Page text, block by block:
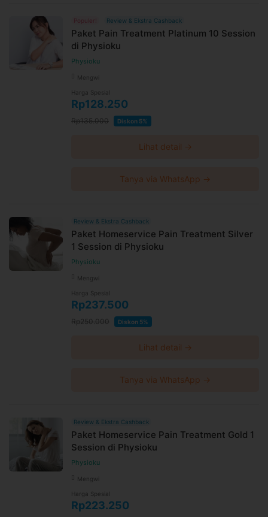
Populer! Review & Ekstra Cashback
Paket Pain Treatment Platinum 10 Session
di Physioku
Physioku
Mengwi
Harga Spesial
Rp128.250
Rp135.000 Diskon 5%
Lihat detail →
Tanya via WhatsApp →
Review & Ekstra Cashback
Paket Homeservice Pain Treatment Silver
1 Session di Physioku
Physioku
Mengwi
Harga Spesial
Rp237.500
Rp250.000 Diskon 5%
Lihat detail →
Tanya via WhatsApp →
Review & Ekstra Cashback
Paket Homeservice Pain Treatment Gold 1
Session di Physioku
Physioku
Mengwi
Harga Spesial
Rp223.250